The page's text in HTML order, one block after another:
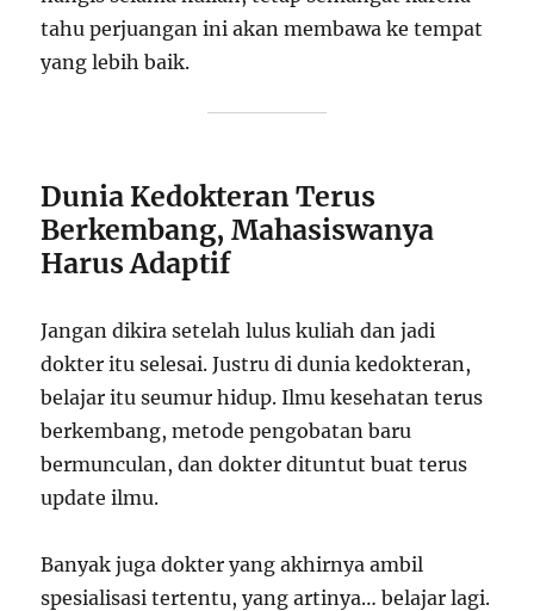
tahu perjuangan ini akan membawa ke tempat
yang lebih baik.
Dunia Kedokteran Terus
Berkembang, Mahasiswanya
Harus Adaptif
Jangan dikira setelah lulus kuliah dan jadi
dokter itu selesai. Justru di dunia kedokteran,
belajar itu seumur hidup. Ilmu kesehatan terus
berkembang, metode pengobatan baru
bermunculan, dan dokter dituntut buat terus
update ilmu.
Banyak juga dokter yang akhirnya ambil
spesialisasi tertentu, yang artinya… belajar lagi.